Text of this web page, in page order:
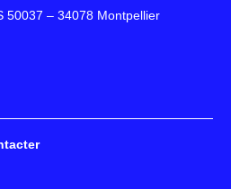
50037 – 34078 Montpellier